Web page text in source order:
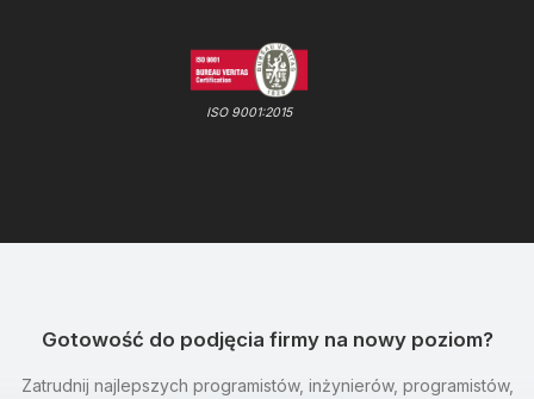
ISO 9001:2015
Gotowość do podjęcia firmy na nowy poziom?
Zatrudnij najlepszych programistów, inżynierów, programistów,